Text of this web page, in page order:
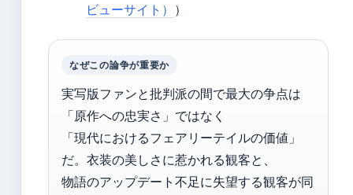
ビューサイト） ）
なぜこの論争が重要か
実写版ファンと批判派の間で最大の争点は
「原作への忠実さ」ではなく
「現代におけるフェアリーテイルの価値」
だ。衣装の美しさに惹かれる観客と、
物語のアップデート不足に失望する観客が同